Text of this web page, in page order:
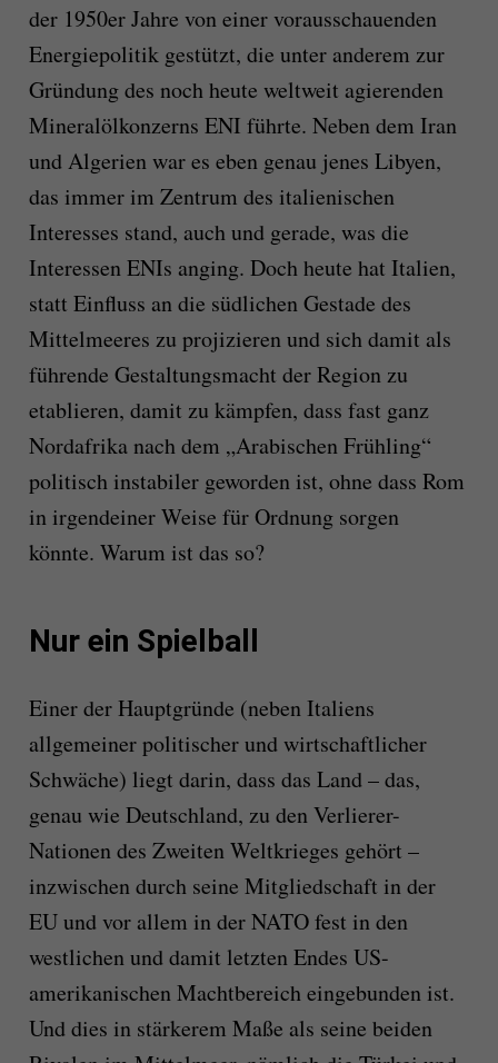
der 1950er Jahre von einer vorausschauenden
Energiepolitik gestützt, die unter anderem zur
Gründung des noch heute weltweit agierenden
Mineralölkonzerns ENI führte. Neben dem Iran
und Algerien war es eben genau jenes Libyen,
das immer im Zentrum des italienischen
Interesses stand, auch und gerade, was die
Interessen ENIs anging. Doch heute hat Italien,
statt Einfluss an die südlichen Gestade des
Mittelmeeres zu projizieren und sich damit als
führende Gestaltungsmacht der Region zu
etablieren, damit zu kämpfen, dass fast ganz
Nordafrika nach dem „Arabischen Frühling“
politisch instabiler geworden ist, ohne dass Rom
in irgendeiner Weise für Ordnung sorgen
könnte. Warum ist das so?
Nur ein Spielball
Einer der Hauptgründe (neben Italiens
allgemeiner politischer und wirtschaftlicher
Schwäche) liegt darin, dass das Land – das,
genau wie Deutschland, zu den Verlierer-
Nationen des Zweiten Weltkrieges gehört –
inzwischen durch seine Mitgliedschaft in der
EU und vor allem in der NATO fest in den
westlichen und damit letzten Endes US-
amerikanischen Machtbereich eingebunden ist.
Und dies in stärkerem Maße als seine beiden